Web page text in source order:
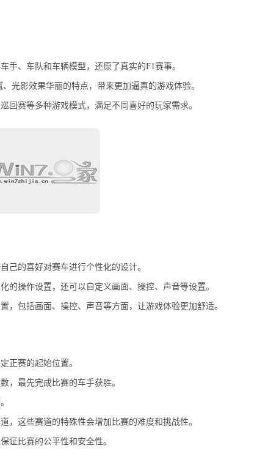
手、车队和车辆模型，还原了真实的F1赛事。
光影效果华丽的特点，带来更加逼真的游戏体验。
回赛等多种游戏模式，满足不同喜好的玩家需求。
己的喜好对赛车进行个性化的设计。
的操作设置，还可以自定义画面、操控、声音等设置。
，包括画面、操控、声音等方面，让游戏体验更加舒适。
正赛的起始位置。
，最先完成比赛的车手获胜。
，这些赛道的特殊性会增加比赛的难度和挑战性。
证比赛的公平性和安全性。